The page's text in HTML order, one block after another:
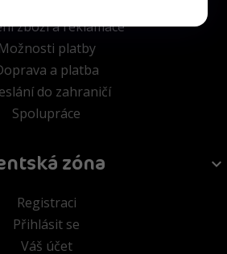
zboží a reklamace
Možnosti platby
a platba
do zahraničí
Spolupráce
zóna
Registraci
Přihlásit se
Váš účet